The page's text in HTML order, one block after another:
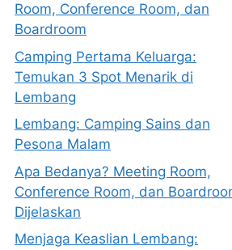
Room, Conference Room, dan
Boardroom
Camping Pertama Keluarga:
Temukan 3 Spot Menarik di
Lembang
Lembang: Camping Sains dan
Pesona Malam
Apa Bedanya? Meeting Room,
Conference Room, dan
Dijelaskan
Menjaga Keaslian Lembang: